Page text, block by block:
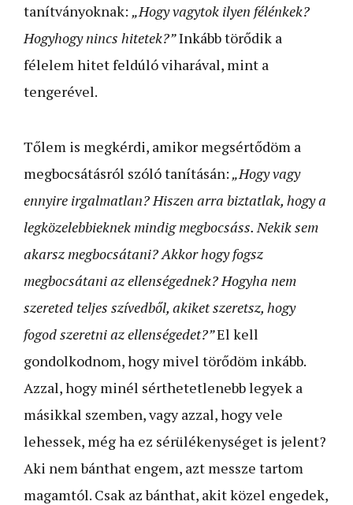
tanítványoknak: „Hogy vagytok ilyen félénkek?
Hogyhogy nincs hitetek?”Inkább törődik a
félelem hitet feldúló viharával, mint a
tengerével.
Tőlem is megkérdi, amikor megsértődöm a
megbocsátásról szóló tanításán:„Hogy vagy
ennyire irgalmatlan? Hiszen arra biztatlak, hogy a
legközelebbieknek mindig megbocsáss. Nekik sem
akarsz megbocsátani? Akkor hogy fogsz
megbocsátani az ellenségednek? Hogyha nem
szereted teljes szívedből, akiket szeretsz, hogy
fogod szeretni az ellenségedet?”El kell
gondolkodnom, hogy mivel törődöm inkább.
Azzal, hogy minél sérthetetlenebb legyek a
másikkal szemben, vagy azzal, hogy vele
lehessek, még ha ez sérülékenységet is jelent?
Aki nem bánthat engem, azt messze tartom
magamtól. Csak az bánthat, akit közel engedek,